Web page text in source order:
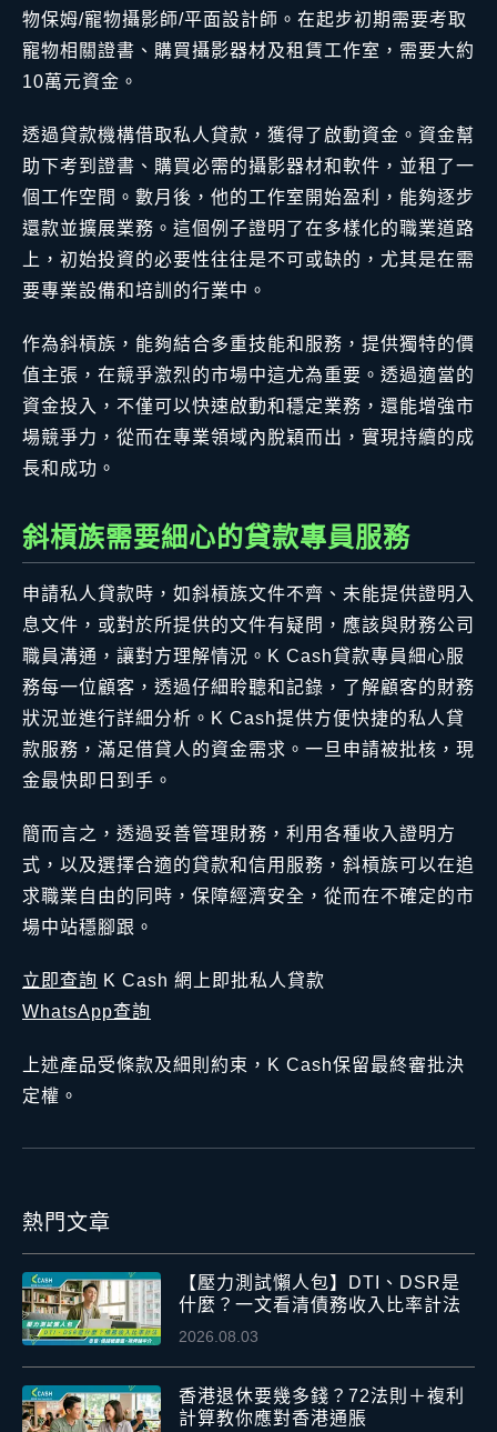
物保姆/寵物攝影師/平面設計師。在起步初期需要考取
寵物相關證書、購買攝影器材及租賃工作室，需要大約
10萬元資金。
透過貸款機構借取私人貸款，獲得了啟動資金。資金幫
助下考到證書、購買必需的攝影器材和軟件，並租了一
個工作空間。數月後，他的工作室開始盈利，能夠逐步
還款並擴展業務。這個例子證明了在多樣化的職業道路
上，初始投資的必要性往往是不可或缺的，尤其是在需
要專業設備和培訓的行業中。
作為斜槓族，能夠結合多重技能和服務，提供獨特的價
值主張，在競爭激烈的市場中這尤為重要。透過適當的
資金投入，不僅可以快速啟動和穩定業務，還能增強市
場競爭力，從而在專業領域內脫穎而出，實現持續的成
長和成功。
斜槓族需要細心的貸款專員服務
申請私人貸款時，如斜槓族文件不齊、未能提供證明入
息文件，或對於所提供的文件有疑問，應該與財務公司
職員溝通，讓對方理解情況。K Cash貸款專員細心服
務每一位顧客，透過仔細聆聽和記錄，了解顧客的財務
狀況並進行詳細分析。K Cash提供方便快捷的私人貸
款服務，滿足借貸人的資金需求。一旦申請被批核，現
金最快即日到手。
簡而言之，透過妥善管理財務，利用各種收入證明方
式，以及選擇合適的貸款和信用服務，斜槓族可以在追
求職業自由的同時，保障經濟安全，從而在不確定的市
場中站穩腳跟。
立即查詢 K Cash 網上即批私人貸款
WhatsApp查詢
上述產品受條款及細則約束，K Cash保留最終審批決
定權。
熱門文章
【壓力測試懶人包】DTI、DSR是
什麼？一文看清債務收入比率計法
2026.08.03
香港退休要幾多錢？72法則＋複利
計算教你應對香港通脹